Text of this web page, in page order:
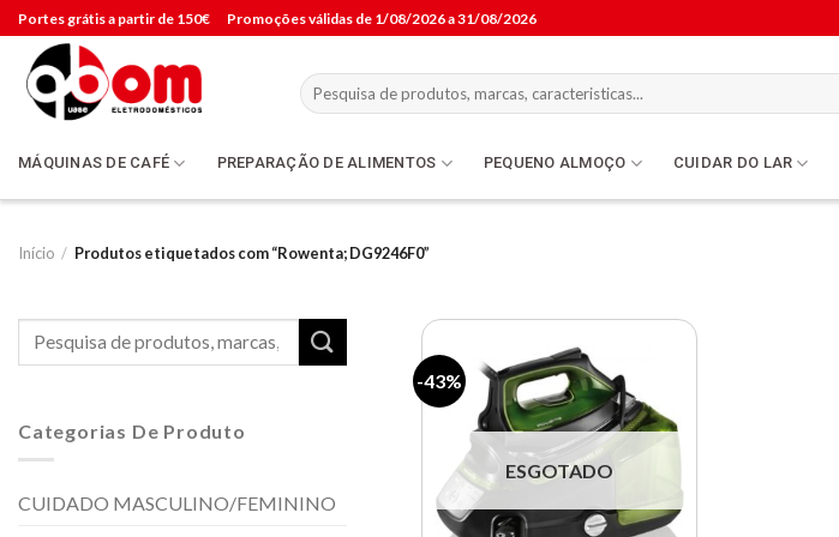
Skip
to
content
Portes grátis a partir de 150€ Promoções válidas de 1/08/2026 a 31/08/2026
Pesquisar
por:
MÁQUINAS DE CAFÉ PREPARAÇÃO DE ALIMENTOS PEQUENO ALMOÇO CUIDAR DO LAR
Início / Produtos etiquetados com “Rowenta; DG9246F0”
Pesquisar
Categorias De Produto
CUIDADO MASCULINO/FEMININO
-43%
compras
ESGOTADO